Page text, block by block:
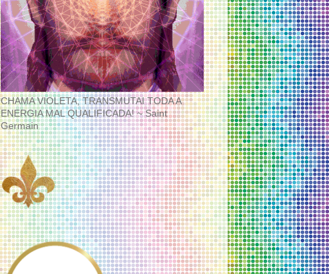
CHAMA VIOLETA, TRANSMUTAI TODA A
ENERGIA MAL QUALIFICADA! ~ Saint
Germain